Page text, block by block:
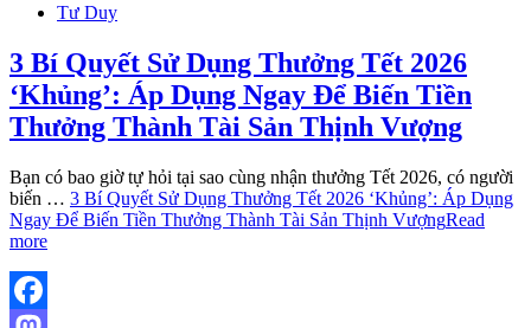
Tư Duy
3 Bí Quyết Sử Dụng Thưởng Tết 2026
‘Khủng’: Áp Dụng Ngay Để Biến Tiền
Thưởng Thành Tài Sản Thịnh Vượng
Bạn có bao giờ tự hỏi tại sao cùng nhận thưởng Tết 2026, có người
biến … 3 Bí Quyết Sử Dụng Thưởng Tết 2026 ‘Khủng’: Áp Dụng
Ngay Để Biến Tiền Thưởng Thành Tài Sản Thịnh VượngRead
more